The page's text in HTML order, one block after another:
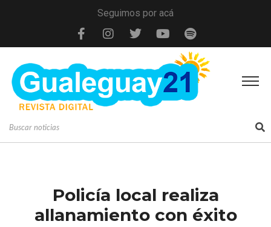
Seguimos por acá
Policía local realiza
allanamiento con éxito